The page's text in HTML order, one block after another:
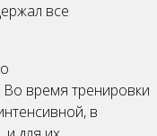
все
время тренировки
в